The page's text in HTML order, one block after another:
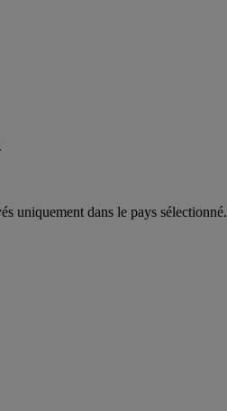
uniquement dans le pays sélectionné.